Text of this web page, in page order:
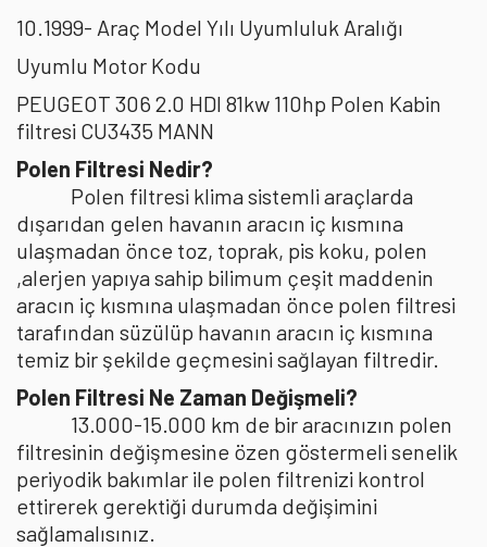
10.1999- Araç Model Yılı Uyumluluk Aralığı
Uyumlu Motor Kodu
PEUGEOT 306 2.0 HDI 81kw 110hp Polen Kabin
filtresi CU3435 MANN
Polen Filtresi Nedir?
Polen filtresi klima sistemli araçlarda
dışarıdan gelen havanın aracın iç kısmına
ulaşmadan önce toz, toprak, pis koku, polen
,alerjen yapıya sahip bilimum çeşit maddenin
aracın iç kısmına ulaşmadan önce polen filtresi
tarafından süzülüp havanın aracın iç kısmına
temiz bir şekilde geçmesini sağlayan filtredir.
Polen Filtresi Ne Zaman Değişmeli?
13.000-15.000 km de bir aracınızın polen
filtresinin değişmesine özen göstermeli senelik
periyodik bakımlar ile polen filtrenizi kontrol
ettirerek gerektiği durumda değişimini
sağlamalısınız.